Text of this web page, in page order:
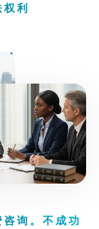
利
询。不成功